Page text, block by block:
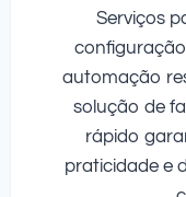
Serviços
automação
solução de
rápido
praticidade e